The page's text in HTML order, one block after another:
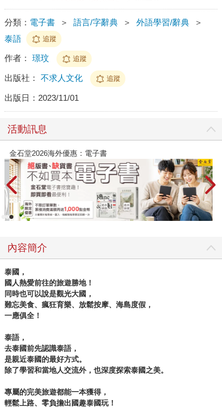
分類： 電子書 ＞ 語言/字辭典 ＞ 外語學習/辭典
＞
泰語
追蹤
作者： 璟玟 追蹤
出版社： 不求人文化 追蹤
出版日： 2023/11/01
活動訊息
金石堂2026海外優惠：電子書
內容簡介
泰國，
國人熱愛前往的旅遊勝地！
同時也可以說是觀光大國，
難忘美食、瘋狂育樂、放鬆按摩、海島度假，
一應俱全！
泰語，
去泰國前先認識泰語，
是親近泰國的最好方式。
除了學習和當地人交流外，也深度探索泰國之美。
專屬的完美旅遊都能一本獲得，
輕鬆上路、零負擔出國趣泰國玩！